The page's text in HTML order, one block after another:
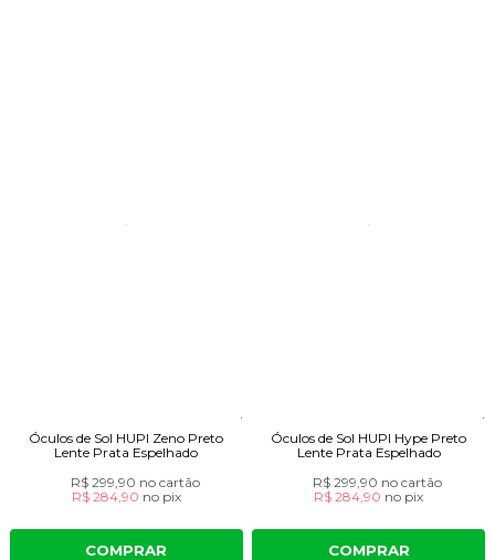
Óculos de Sol HUPI Zeno Preto
Lente Prata Espelhado
R$ 299,90 no cartão
R$ 284,90 no pix
COMPRAR
Óculos de Sol HUPI Hype Preto
Lente Prata Espelhado
R$ 299,90 no cartão
R$ 284,90 no pix
COMPRAR